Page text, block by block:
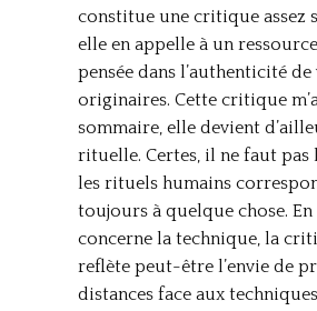
constitue une critique assez
elle en appelle à un
pensée dans l’authenticité
originaires. Cette critique
sommaire, elle devient
rituelle. Certes, il ne faut pas
les rituels humains
toujours à quelque chose. En
concerne la technique, la
reflète peut-être l’envie de
distances face aux